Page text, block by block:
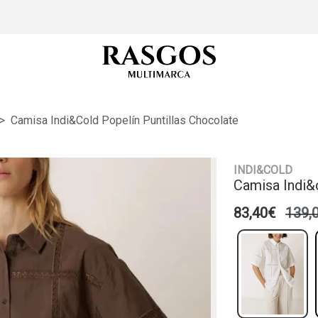
Camisa Indi&cold Popelín Puntillas Chocolate
INDI&COLD
Camisa
83,40€